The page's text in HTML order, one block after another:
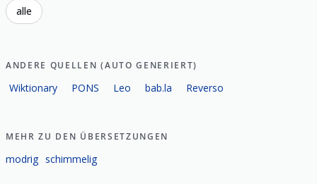
alle
ANDERE QUELLEN (AUTO GENERIERT)
Wiktionary PONS Leo bab.la Reverso
MEHR ZU DEN ÜBERSETZUNGEN
modrig schimmelig